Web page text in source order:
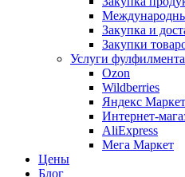
Закупка и
Закупки
Услуги фулфилмента
Ozon
Wildberries
Яндекс Маркет
Интернет-
AliExpress
Мега Маркет
Цены
Блог